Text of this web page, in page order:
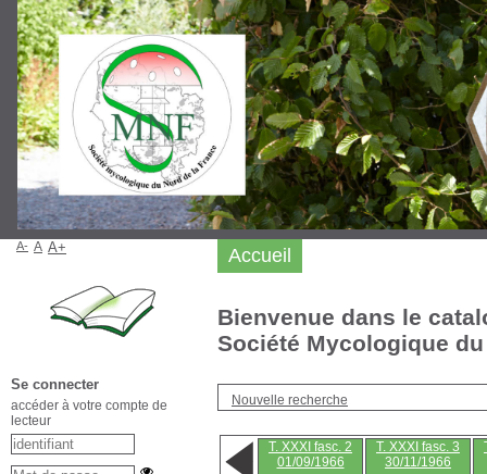
Bienvenue dans le
Société Mycologique
Nouvelle recherche
T. XXXI fasc. 2
01/09/1966
T. XXXI fasc. 3
30/11/1966
Accueil
A- A A+
Se connecter
accéder à votre compte de
lecteur